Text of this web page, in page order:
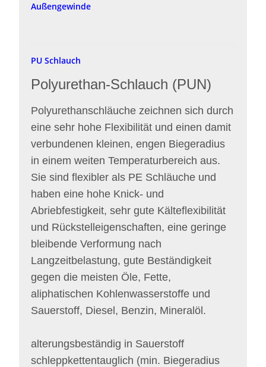
Außengewinde
PU Schlauch
Polyurethan-Schlauch (PUN)
Polyurethanschläuche zeichnen sich durch
eine sehr hohe Flexibilität und einen damit
verbundenen kleinen, engen Biegeradius
in einem weiten Temperaturbereich aus.
Sie sind flexibler als PE Schläuche und
haben eine hohe Knick- und
Abriebfestigkeit, sehr gute Kälteflexibilität
und Rückstelleigenschaften, eine geringe
bleibende Verformung nach
Langzeitbelastung, gute Beständigkeit
gegen die meisten Öle, Fette,
aliphatischen Kohlenwasserstoffe und
Sauerstoff, Diesel, Benzin, Mineralöl.
alterungsbeständig in Sauerstoff
schleppkettentauglich (min. Biegeradius